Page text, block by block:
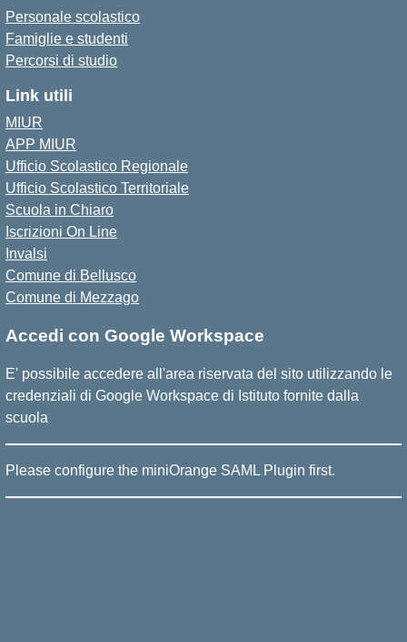
Personale scolastico
Famiglie e studenti
Percorsi di studio
Link utili
MIUR
APP MIUR
Ufficio Scolastico Regionale
Ufficio Scolastico Territoriale
Scuola in Chiaro
Iscrizioni On Line
Invalsi
Comune di Bellusco
Comune di Mezzago
Accedi con Google Workspace
E' possibile accedere all'area riservata del sito utilizzando le
credenziali di Google Workspace di Istituto fornite dalla
scuola
Please configure the miniOrange SAML Plugin first.